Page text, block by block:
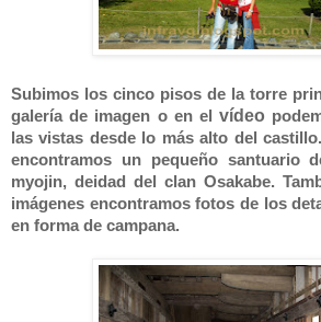
Subimos los cinco pisos de la torre
galería de imagen o en elvídeo
las vistas desde lo más alto del
encontramos un pequeño santuario
myojin, deidad del clan Osakabe.
imágenes encontramos fotos de los
en forma de campana.